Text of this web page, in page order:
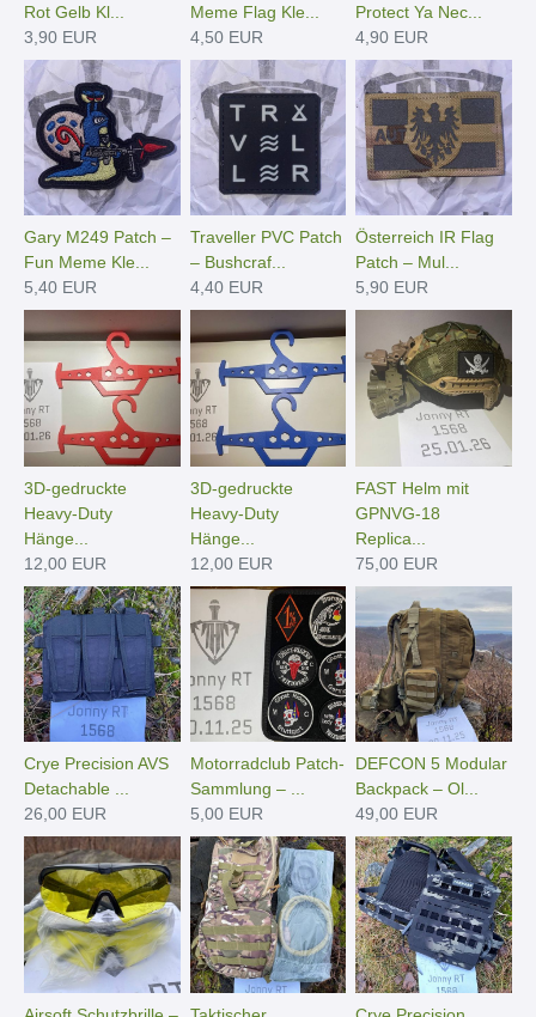
Rot Gelb Kl...
3,90 EUR
Meme Flag Kle...
4,50 EUR
Protect Ya Nec...
4,90 EUR
Gary M249 Patch –
Fun Meme Kle...
5,40 EUR
Traveller PVC Patch
– Bushcraf...
4,40 EUR
Österreich IR Flag
Patch – Mul...
5,90 EUR
3D-gedruckte
Heavy-Duty
Hänge­...
12,00 EUR
3D-gedruckte
Heavy-Duty
Hänge­...
12,00 EUR
FAST Helm mit
GPNVG-18
Replica...
75,00 EUR
Crye Precision AVS
Detachable ...
26,00 EUR
Motorradclub Patch-
Sammlung – ...
5,00 EUR
DEFCON 5 Modular
Backpack – Ol...
49,00 EUR